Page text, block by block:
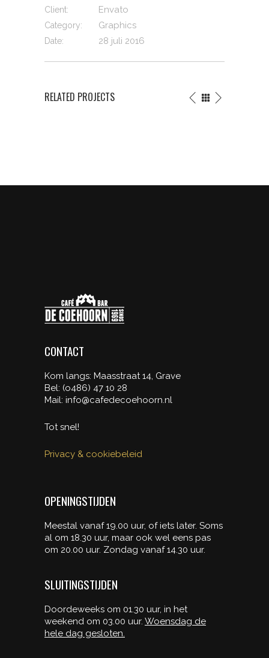
Client: Envato
Category: Graphics
Date: 28 juli 2016
RELATED PROJECTS
CONTACT
Kom langs: Maasstraat 14, Grave
Bel: (o486) 47 10 28
Mail: info@cafedecoehoorn.nl
Tot snel!
Privacy & cookiebeleid
OPENINGSTIJDEN
Meestal vanaf 19.00 uur, of iets later. Soms
al om 18.30 uur, maar ook wel eens pas
om 20.00 uur. Zondag vanaf 14.30 uur.
SLUITINGSTIJDEN
Doordeweeks om 01.30 uur, in het
weekend om 03.00 uur. Woensdag de
hele dag gesloten.